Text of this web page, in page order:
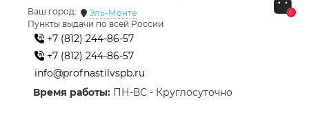
Ваш город:
Эль-Монте
Пункты выдачи по всей России
+7 (812) 244-86-57
+7 (812) 244-86-57
info@profnastilvspb.ru
Время работы: ПН-ВС - Круглосуточно
0